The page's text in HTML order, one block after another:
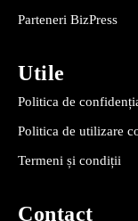
Parteneri BizPress
Utile
Politica de
Politica de utilizare
Termeni și condiții
Contact